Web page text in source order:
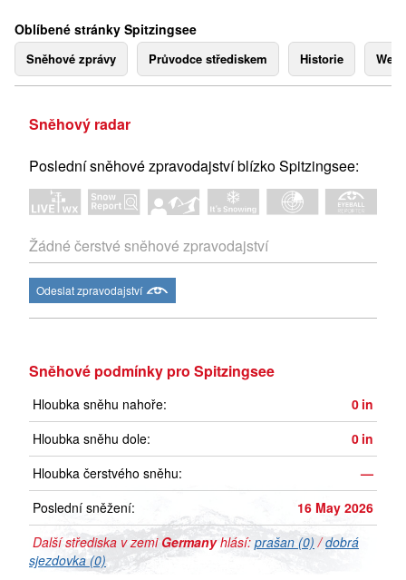
Oblíbené stránky Spitzingsee
Sněhové zprávy Průvodce střediskem Historie
Sněhový radar
Poslední sněhové zpravodajství blízko Spitzingsee:
Žádné čerstvé sněhové zpravodajství
Odeslat zpravodajství
Sněhové podmínky pro Spitzingsee
Hloubka sněhu nahoře: 0 in
Hloubka sněhu dole:
0 in
Hloubka čerstvého sněhu:
—
Poslední sněžení:
16 May 2026
Další střediska v zemi Germanyhlásí: prašan (0) /dobrá
sjezdovka (0)